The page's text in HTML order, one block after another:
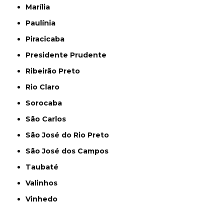
Marília
Paulínia
Piracicaba
Presidente Prudente
Ribeirão Preto
Rio Claro
Sorocaba
São Carlos
São José do Rio Preto
São José dos Campos
Taubaté
Valinhos
Vinhedo